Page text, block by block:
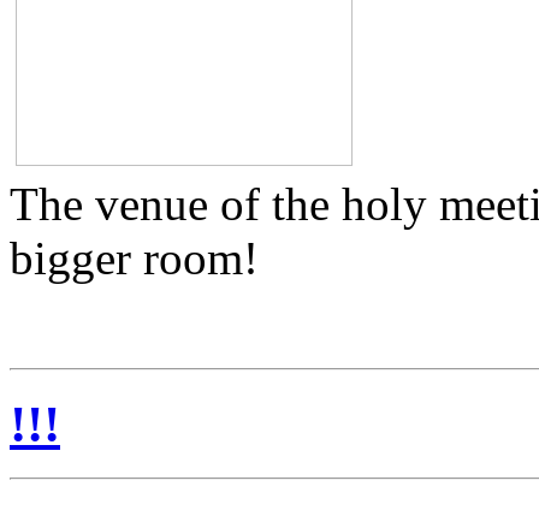
The venue of the holy
bigger room!
!!!